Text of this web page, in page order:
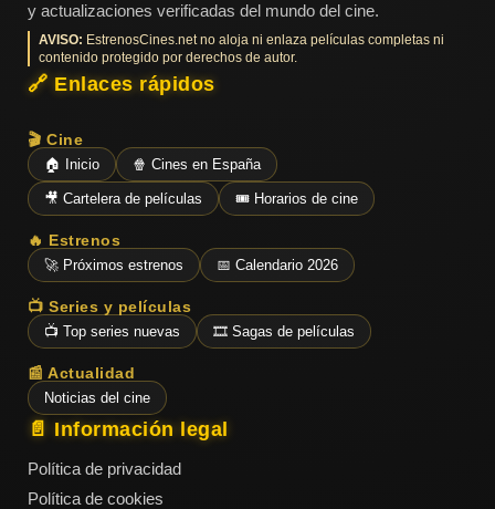
Terror
Ficción
🔥
TENDENCIAS
Películas
más
vistas
del mes
Tendencias
de cine
y actualizaciones verificadas del mundo del cine.
AVISO: EstrenosCines.net no aloja ni enlaza películas completas ni
contenido protegido por derechos de autor.
🔗 Enlaces rápidos
🎬 Cine
🏠 Inicio 🍿 Cines en España
🎥 Cartelera de películas 🎟️ Horarios de cine
🔥 Estrenos
🚀 Próximos estrenos 📅 Calendario 2026
📺 Series y películas
📺 Top series nuevas 🎞️ Sagas de películas
📰 Actualidad
Noticias del cine
📄 Información legal
Política de privacidad
Política de cookies